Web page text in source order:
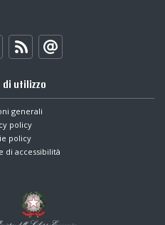
di utilizzo
generali
policy
policy
di accessibilità